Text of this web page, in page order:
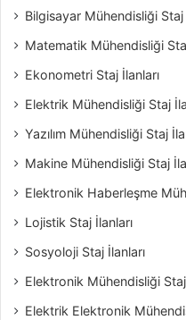
Bilgisayar Mühendisliği Staj
Matematik Mühendisliği
Ekonometri Staj İlanları
Elektrik Mühendisliği Staj
Yazılım Mühendisliği Staj
Makine Mühendisliği Staj
Elektronik Haberleşme
Lojistik Staj İlanları
Sosyoloji Staj İlanları
Elektronik Mühendisliği Staj
Elektrik Elektronik